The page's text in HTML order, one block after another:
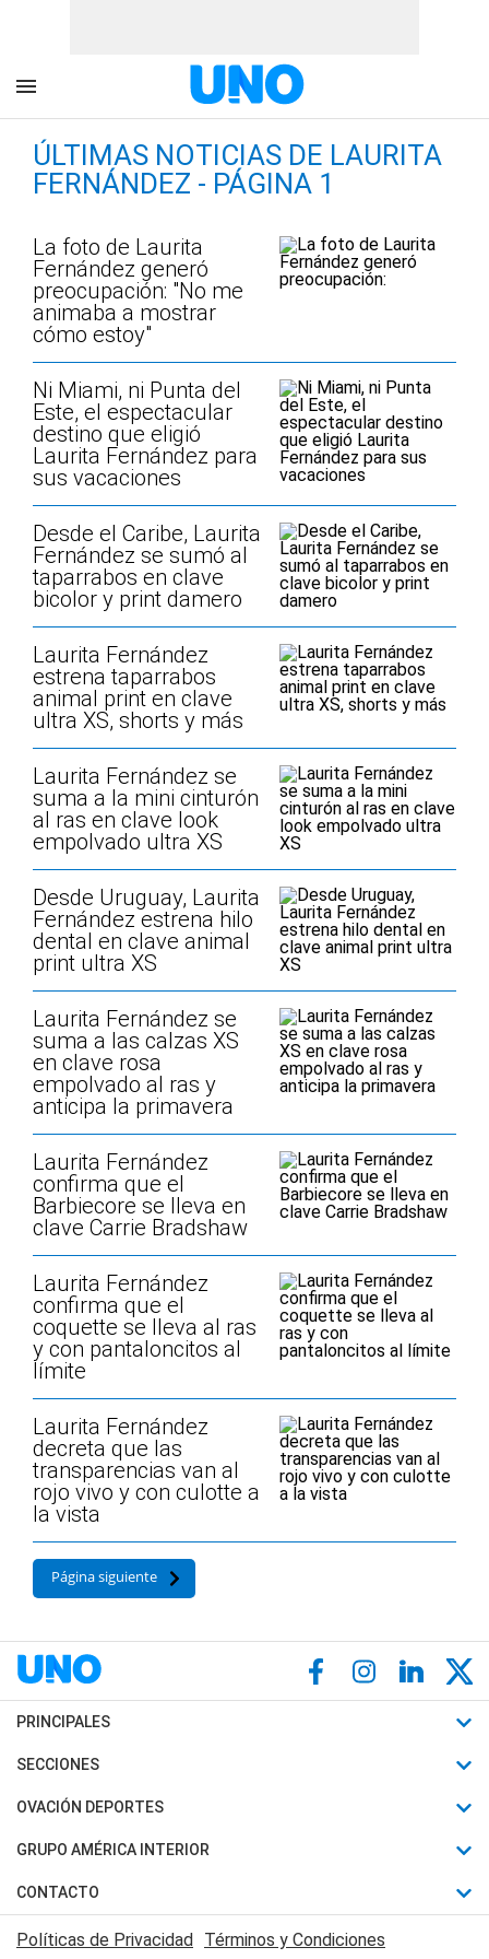
ÚLTIMAS NOTICIAS DE LAURITA
FERNÁNDEZ - PÁGINA 1
La foto de Laurita
Fernández generó
preocupación: "No me
animaba a mostrar
cómo estoy"
Ni Miami, ni Punta del
Este, el espectacular
destino que eligió
Laurita Fernández para
sus vacaciones
Desde el Caribe, Laurita
Fernández se sumó al
taparrabos en clave
bicolor y print damero
Laurita Fernández
estrena taparrabos
animal print en clave
ultra XS, shorts y más
Laurita Fernández se
suma a la mini cinturón
al ras en clave look
empolvado ultra XS
Desde Uruguay, Laurita
Fernández estrena hilo
dental en clave animal
print ultra XS
Laurita Fernández se
suma a las calzas XS
en clave rosa
empolvado al ras y
anticipa la primavera
Laurita Fernández
confirma que el
Barbiecore se lleva en
clave Carrie Bradshaw
Laurita Fernández
confirma que el
coquette se lleva al ras
y con pantaloncitos al
límite
Laurita Fernández
decreta que las
transparencias van al
rojo vivo y con culotte a
la vista
Página siguiente
PRINCIPALES
Últimas Noticias
Política
Judiciales
Economia
SECCIONES
Horóscopo
Motores
Trucos caseros
Series y Películas
OVACIÓN DEPORTES
Fútbol
Mundial
Automovilismo
Rugby
GRUPO AMÉRICA INTERIOR
Canal 7 en Vivo
CONTACTO
Acerca de Nosotros
Políticas de Privacidad Términos y Condiciones